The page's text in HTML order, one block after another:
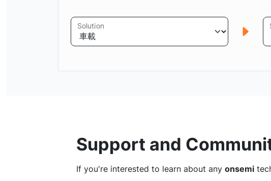
Solution
Support and
If you're interested to learn about any onsemi